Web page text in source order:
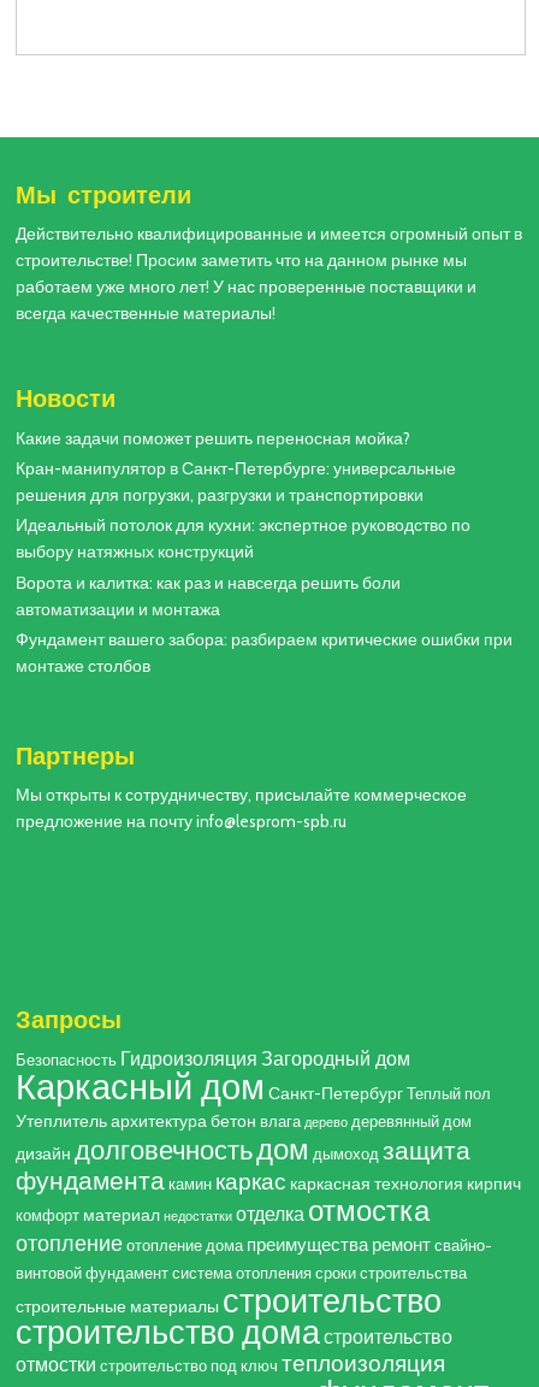
Мы строители
Действительно квалифицированные и имеется огромный опыт в
строительстве! Просим заметить что на данном рынке мы
работаем уже много лет! У нас проверенные поставщики и
всегда качественные материалы!
Новости
Какие задачи поможет решить переносная мойка?
Кран-манипулятор в Санкт-Петербурге: универсальные
решения для погрузки, разгрузки и транспортировки
Идеальный потолок для кухни: экспертное руководство по
выбору натяжных конструкций
Ворота и калитка: как раз и навсегда решить боли
автоматизации и монтажа
Фундамент вашего забора: разбираем критические ошибки при
монтаже столбов
Партнеры
Мы открыты к сотрудничеству, присылайте коммерческое
предложение на почту info@lesprom-spb.ru
Запросы
Безопасность Гидроизоляция Загородный дом
Каркасный дом Санкт-Петербург Теплый пол
Утеплительархитектурабетон влага дерево деревянный дом
дизайн долговечностьдом дымоход защита
фундамента камин каркас каркасная технология кирпич
комфорт материал недостатки отделка отмостка
отопление отопление дома преимуществаремонт свайно-
винтовой фундамент система отопления сроки строительства
строительные материалы строительство
строительство домастроительство
отмостки строительство под ключ теплоизоляция